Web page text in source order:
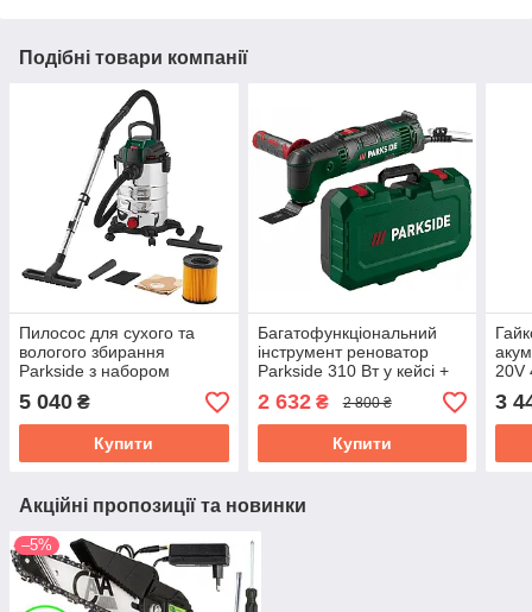
Подібні товари компанії
Пилосос для сухого та
вологого збирання
Parkside з набором
(PWD 25 C4)
5 040 ₴
Купити
Багатофункціональний
інструмент реноватор
Parkside 310 Вт у кейсі +
аксесуари (PMFW 310 I6)
2 632₴ 2 800 ₴
Купити
20V
C3)
3
Акційні пропозиції та новинки
–5%